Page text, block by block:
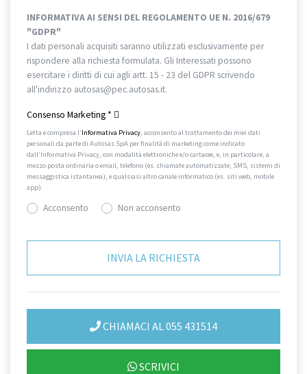
INFORMATIVA AI SENSI DEL REGOLAMENTO UE N. 2016/679
"GDPR"
I dati personali acquisiti saranno utilizzati esclusivamente per
rispondere alla richiesta formulata. Gli Interessati possono
esercitare i diritti di cui agli artt. 15 - 23 del GDPR scrivendo
all'indirizzo autosas@pec.autosas.it.
Consenso Marketing *
Letta e compresa l’Informativa Privacy, acconsento al trattamento dei miei dati
personali da parte di Autosas SpA per finalità di marketing come indicato
dall’Informativa Privacy, con modalità elettroniche e/o cartacee, e, in particolare, a
mezzo posta ordinaria o email, telefono (es. chiamate automatizzate, SMS, sistemi di
messaggistica istantanea), e qualsiasi altro canale informatico (es. siti web, mobile
app).
Acconsento Non acconsento
CHIAMACI AL 055 431514
SCRIVICI